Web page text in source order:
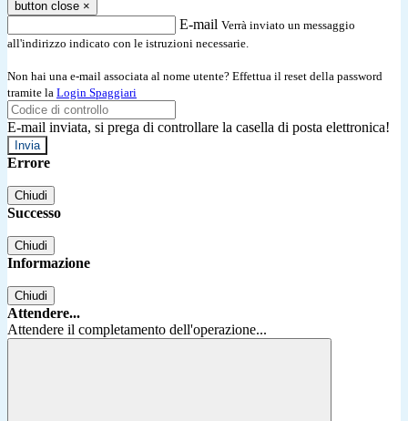
button close ×
E-mail Verrà inviato un messaggio
all'indirizzo indicato con le istruzioni necessarie.
Non hai una e-mail associata al nome utente? Effettua il reset della password
tramite la Login Spaggiari
E-mail inviata, si prega di controllare la casella di posta elettronica!
Errore
Chiudi
Successo
Chiudi
Informazione
Chiudi
Attendere...
Attendere il completamento dell'operazione...